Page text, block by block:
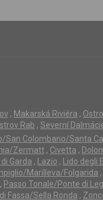
, Makarská Riviéra ,
Rab , Severní
San Colombano/Santa
Zermatt , Civetta ,
Garda , Lazio , Lido degli
Marilleva/Folgarida ,
, Passo Tonale/Ponte di
Fassa/Sella Ronda ,